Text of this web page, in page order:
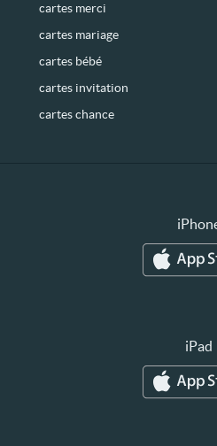
cartes merci
cartes mariage
cartes bébé
cartes invitation
cartes chance
iPad